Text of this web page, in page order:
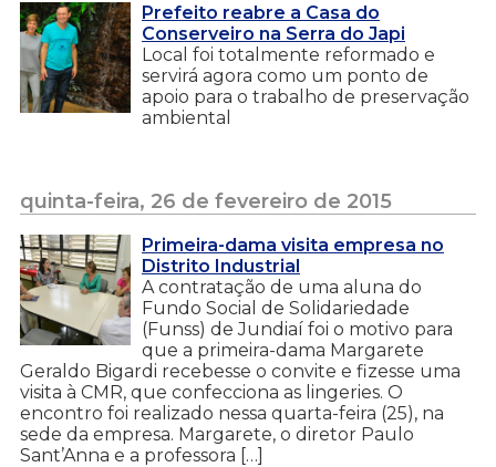
Prefeito reabre a Casa do
Conserveiro na Serra do Japi
Local foi totalmente reformado e
servirá agora como um ponto de
apoio para o trabalho de preservação
ambiental
quinta-feira, 26 de fevereiro de 2015
Primeira-dama visita empresa no
Distrito Industrial
A contratação de uma aluna do
Fundo Social de Solidariedade
(Funss) de Jundiaí foi o motivo para
que a primeira-dama Margarete
Geraldo Bigardi recebesse o convite e fizesse uma
visita à CMR, que confecciona as lingeries. O
encontro foi realizado nessa quarta-feira (25), na
sede da empresa. Margarete, o diretor Paulo
Sant’Anna e a professora […]